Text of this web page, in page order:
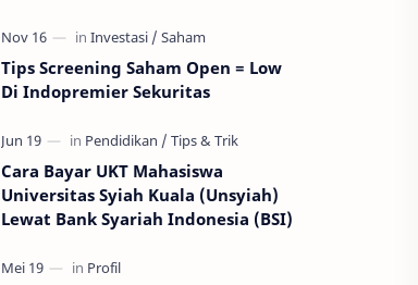
Tips Screening Saham Open = Low
Di Indopremier Sekuritas
Cara Bayar UKT Mahasiswa
Universitas Syiah Kuala (Unsyiah)
Lewat Bank Syariah Indonesia (BSI)